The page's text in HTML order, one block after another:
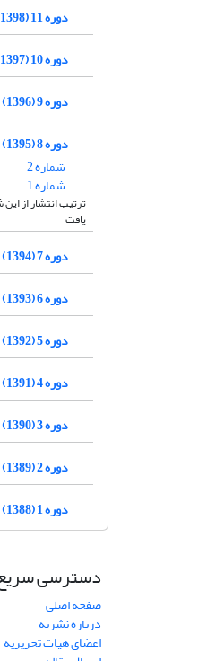
دوره 11 (1398)
دوره 10 (1397)
دوره 9 (1396)
دوره 8 (1395)
شماره 2
شماره 1
ترتیب انتشار از
یافت
دوره 7 (1394)
دوره 6 (1393)
دوره 5 (1392)
دوره 4 (1391)
دوره 3 (1390)
دوره 2 (1389)
دوره 1 (1388)
دسترسی
صفحه اصلی
درباره نشریه
اعضای هیات تحریریه